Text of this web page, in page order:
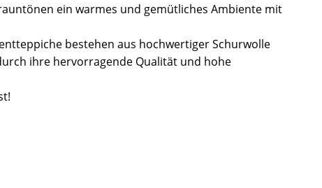
ein warmes und gemütliches Ambiente mit
bestehen aus hochwertiger Schurwolle
ihre hervorragende Qualität und hohe